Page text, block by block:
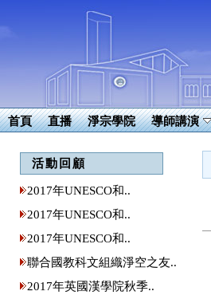
首頁 直播 淨宗學院 導師講演
活動回顧
2017年UNESCO和..
2017年UNESCO和..
2017年UNESCO和..
聯合國教科文組織淨空之友..
2017年英國漢學院秋季..